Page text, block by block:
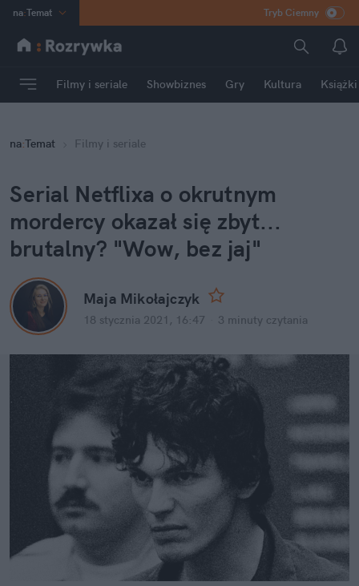
na:Temat
INN Poland
mama
Rozrywka
Tryb Ciemny
Filmy i seriale Showbiznes Gry Kultura Książki
na:Temat Filmy i seriale
Serial Netflixa o okrutnym
mordercy okazał się zbyt...
brutalny? "Wow, bez jaj"
Maja Mikołajczyk
18 stycznia 2021, 16:47 3 minuty czytania